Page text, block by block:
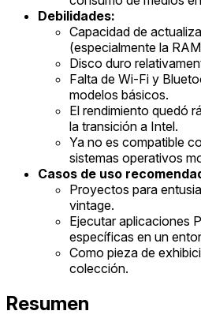
Debilidades:
Capacidad de
(especialmente la
Disco duro
Falta de Wi-Fi y
modelos básicos.
El rendimiento quedó
la transición a Intel.
Ya no es compatible
sistemas operativos
Casos de uso
Proyectos para
vintage.
Ejecutar aplicaciones
específicas en un
Como pieza de
colección.
Resumen